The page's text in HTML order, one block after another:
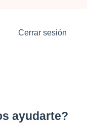
Cerrar sesión
ayudarte?